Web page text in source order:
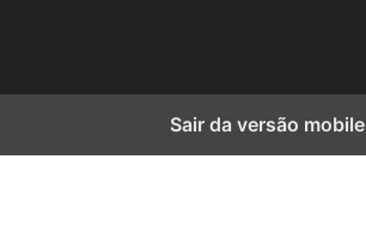
Sair da versão mobile